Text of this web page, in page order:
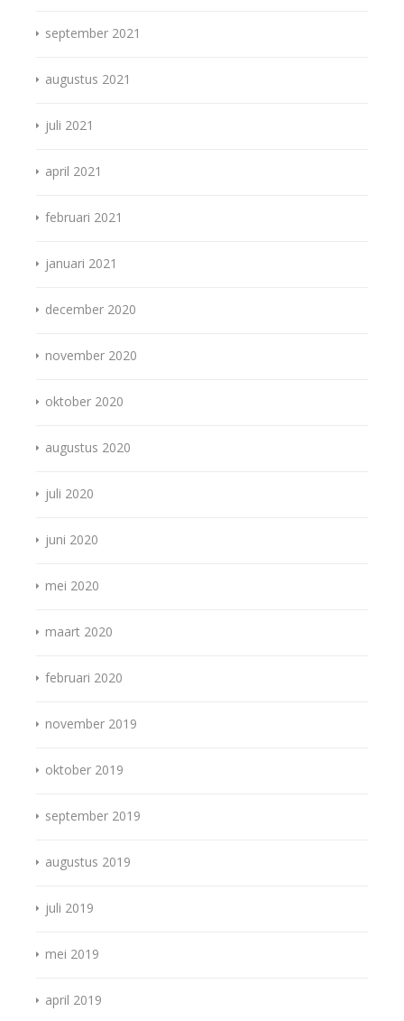
september 2021
augustus 2021
juli 2021
april 2021
februari 2021
januari 2021
december 2020
november 2020
oktober 2020
augustus 2020
juli 2020
juni 2020
mei 2020
maart 2020
februari 2020
november 2019
oktober 2019
september 2019
augustus 2019
juli 2019
mei 2019
april 2019